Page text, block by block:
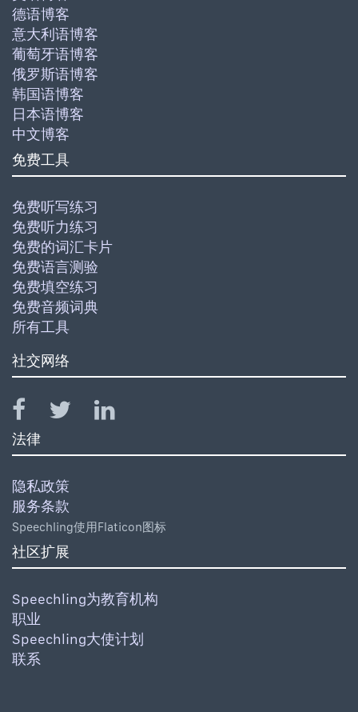
德语博客
意大利语博客
葡萄牙语博客
俄罗斯语博客
韩国语博客
日本语博客
中文博客
免费工具
免费听写练习
免费听力练习
免费的词汇卡片
免费语言测验
免费填空练习
免费音频词典
所有工具
社交网络
法律
隐私政策
服务条款
Speechling使用Flaticon图标
社区扩展
Speechling为教育机构
职业
Speechling大使计划
联系